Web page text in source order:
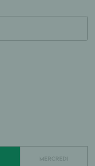
MERCREDI